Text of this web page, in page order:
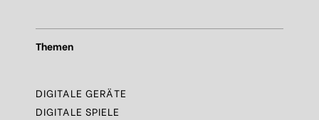
Themen
DIGITALE GERÄTE
DIGITALE SPIELE